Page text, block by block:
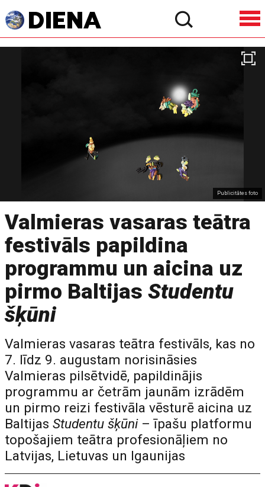
Publicitātes foto
Valmieras vasaras teātra
festivāls papildina
programmu un aicina uz
pirmo BaltijasStudentu
šķūni
Valmieras vasaras teātra festivāls, kas no
7. līdz 9. augustam norisināsies
Valmieras pilsētvidē, papildinājis
programmu ar četrām jaunām izrādēm
un pirmo reizi festivāla vēsturē aicina uz
BaltijasStudentu šķūni– īpašu platformu
topošajiem teātra profesionāļiem no
Latvijas, Lietuvas un Igaunijas